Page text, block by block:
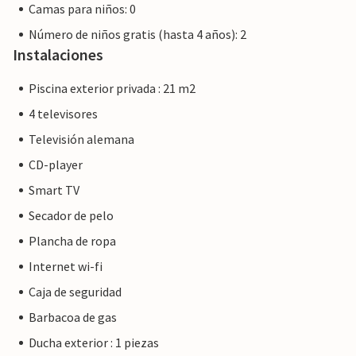
Camas para niños: 0
Número de niños gratis (hasta 4 años): 2
Instalaciones
Piscina exterior privada : 21 m2
4 televisores
Televisión alemana
CD-player
Smart TV
Secador de pelo
Plancha de ropa
Internet wi-fi
Caja de seguridad
Barbacoa de gas
Ducha exterior : 1 piezas